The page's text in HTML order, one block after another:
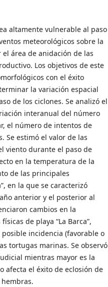
altamente vulnerable al paso
meteorológicos sobre la
área de anidación de las
Los objetivos de este
con el éxito
la variación espacial
de los ciclones. Se analizó el
interanual del número
el número de intentos de
Se estimó el valor de las
viento durante el paso de
en la temperatura de la
de las principales
en la que se caracterizó
anterior y el posterior al
cambios en la
de playa “La Barca”,
incidencia (favorable o
tortugas marinas. Se observó
mientras mayor es la
afecta el éxito de eclosión de